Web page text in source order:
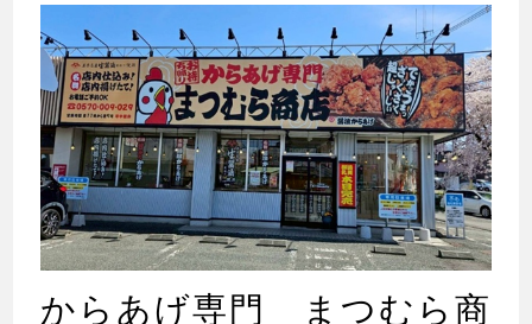
からあげ専門 まつむら商